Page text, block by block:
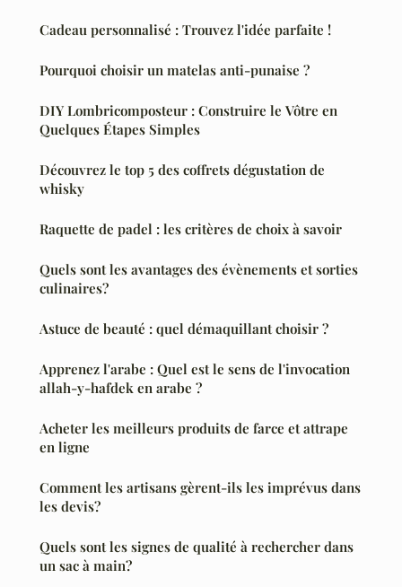
Cadeau personnalisé : Trouvez l'idée parfaite !
Pourquoi choisir un matelas anti-punaise ?
DIY Lombricomposteur : Construire le Vôtre en
Quelques Étapes Simples
Découvrez le top 5 des coffrets dégustation de
whisky
Raquette de padel : les critères de choix à savoir
Quels sont les avantages des évènements et sorties
culinaires?
Astuce de beauté : quel démaquillant choisir ?
Apprenez l'arabe : Quel est le sens de l'invocation
allah-y-hafdek en arabe ?
Acheter les meilleurs produits de farce et attrape
en ligne
Comment les artisans gèrent-ils les imprévus dans
les devis?
Quels sont les signes de qualité à rechercher dans
un sac à main?